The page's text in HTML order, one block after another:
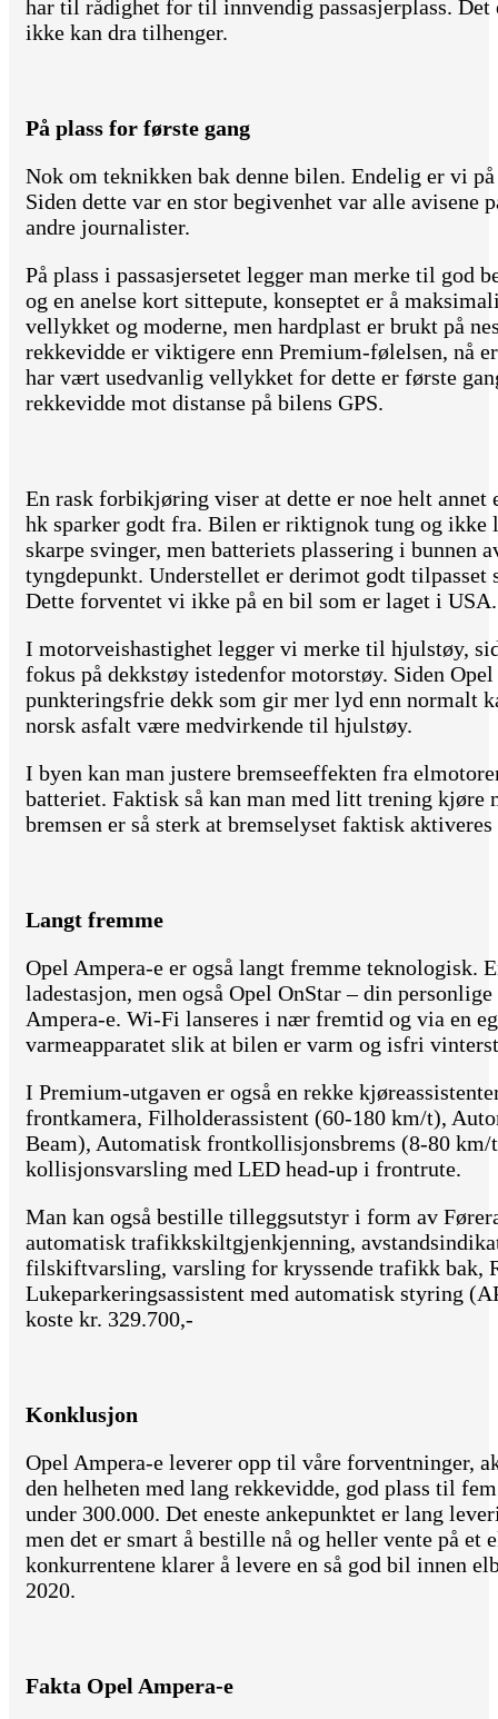
har til rådighet for til innvendig passasjerplass. Det
ikke kan dra tilhenger.
På plass for første gang
Nok om teknikken bak denne bilen. Endelig er vi
Siden dette var en stor begivenhet var alle avisene
andre journalister.
På plass i passasjersetet legger man merke til god
og en anelse kort sittepute, konseptet er å
vellykket og moderne, men hardplast er brukt på
rekkevidde er viktigere enn Premium-følelsen, nå
har vært usedvanlig vellykket for dette er første
rekkevidde mot distanse på bilens GPS.
En rask forbikjøring viser at dette er noe helt
hk sparker godt fra. Bilen er riktignok tung og
skarpe svinger, men batteriets plassering i bunnen
tyngdepunkt. Understellet er derimot godt
Dette forventet vi ikke på en bil som er laget i USA.
I motorveishastighet legger vi merke til hjulstøy,
fokus på dekkstøy istedenfor motorstøy. Siden
punkteringsfrie dekk som gir mer lyd enn normalt
norsk asfalt være medvirkende til hjulstøy.
I byen kan man justere bremseeffekten fra
batteriet. Faktisk så kan man med litt trening kjøre
bremsen er så sterk at bremselyset faktisk
Langt fremme
Opel Ampera-e er også langt fremme teknologisk.
ladestasjon, men også Opel OnStar – din
Ampera-e. Wi-Fi lanseres i nær fremtid og via en
varmeapparatet slik at bilen er varm og isfri
I Premium-utgaven er også en rekke
frontkamera, Filholderassistent (60-180 km/t),
Beam), Automatisk frontkollisjonsbrems (8-80 km/
kollisjonsvarsling med LED head-up i frontrute.
Man kan også bestille tilleggsutstyr i form av
automatisk trafikkskiltgjenkjenning,
filskiftvarsling, varsling for kryssende trafikk bak,
Lukeparkeringsassistent med automatisk styring
koste kr. 329.700,-
Konklusjon
Opel Ampera-e leverer opp til våre forventninger,
den helheten med lang rekkevidde, god plass til
under 300.000. Det eneste ankepunktet er lang
men det er smart å bestille nå og heller vente på et
konkurrentene klarer å levere en så god bil innen
2020.
Fakta Opel Ampera-e